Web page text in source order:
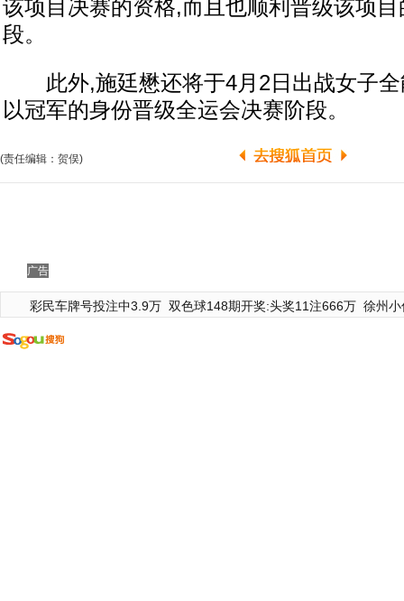
该项目决赛的资格,而且也顺利晋级该项
段。
此外,施廷懋还将于4月2日出战女子全
以冠军的身份晋级全运会决赛阶段。
(责任编辑：贺俣)
广告
彩民车牌号投注中3.9万 双色球148期开奖:头奖11注666万 徐州